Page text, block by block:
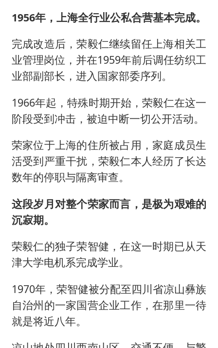
1956年，上海全行业公私合营基本完成。
完成改造后，荣毅仁继续留任上海相关工
业管理岗位，并在1959年前后调任纺织工
业部副部长，进入国家部委序列。
1966年起，特殊时期开始，荣毅仁在这一
阶段受到冲击，被迫中断一切公开活动。
荣家位于上海的住所被占用，家庭成员生
活受到严重干扰，荣毅仁本人经历了长达
数年的停职与隔离审查。
这段岁月对整个荣家而言，是极为艰难的
沉寂期。
荣毅仁的独子荣智健，在这一时期已从天
津大学电机系完成学业。
1970年，荣智健被分配至四川省凉山彝族
自治州的一家国营企业工作，在那里一待
就是将近八年。